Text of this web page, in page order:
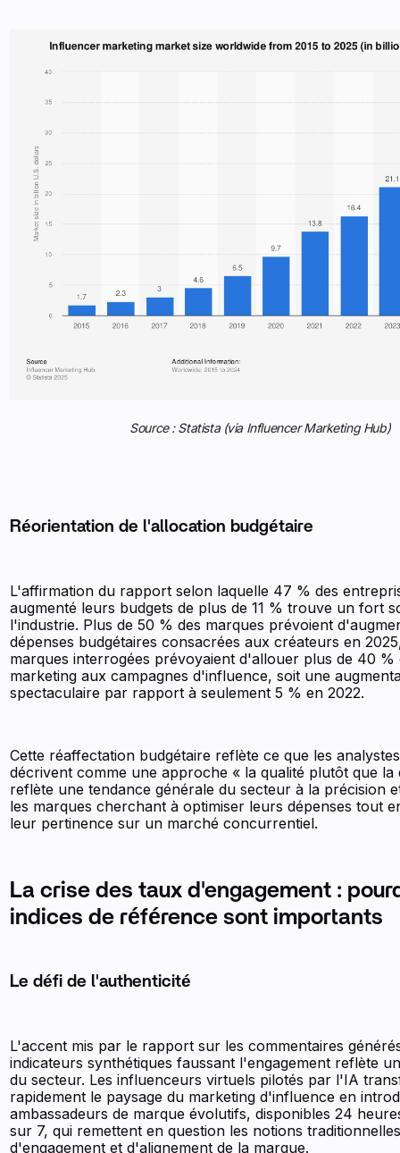
Source : Statista (via Influencer Marketing Hub)
Réorientation de l'allocation budgétaire
L'affirmation du rapport selon laquelle 47 % des
augmenté leurs budgets de plus de 11 % trouve un fort
l'industrie. Plus de 50 % des marques prévoient
dépenses budgétaires consacrées aux créateurs en
marques interrogées prévoyaient d'allouer plus de 40 %
marketing aux campagnes d'influence, soit une
spectaculaire par rapport à seulement 5 % en 2022.
Cette réaffectation budgétaire reflète ce que les
décrivent comme une approche « la qualité plutôt que la
reflète une tendance générale du secteur à la précision
les marques cherchant à optimiser leurs dépenses tout
leur pertinence sur un marché concurrentiel.
La crise des taux d'engagement :
indices de référence sont importants
Le défi de l'authenticité
L'accent mis par le rapport sur les commentaires
indicateurs synthétiques faussant l'engagement reflète
du secteur. Les influenceurs virtuels pilotés par l'IA
rapidement le paysage du marketing d'influence en
ambassadeurs de marque évolutifs, disponibles 24
sur 7, qui remettent en question les notions
d'engagement et d'alignement de la marque.